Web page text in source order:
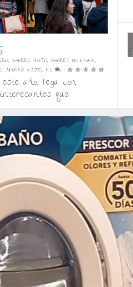
,AHORRO AUTO,AHORRO BELLEZA,
,AHORRO VIAJES |0 |
año, llega con
que...